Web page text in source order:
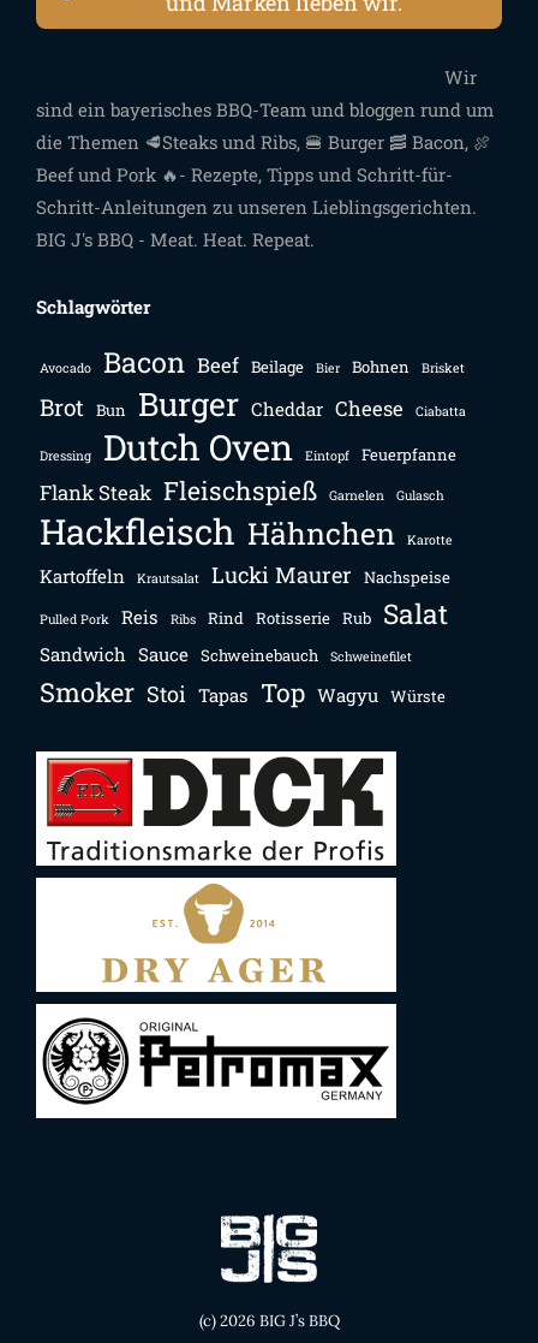
Wir
sind ein bayerisches BBQ-Team und bloggen rund um
die Themen 🥩Steaks und Ribs, 🍔 Burger 🥓 Bacon, 🍖
Beef und Pork 🔥- Rezepte, Tipps und Schritt-für-
Schritt-Anleitungen zu unseren Lieblingsgerichten.
BIG J's BBQ - Meat. Heat. Repeat.
Schlagwörter
Avocado Bacon Beef Beilage Bier Bohnen Brisket
Brot Bun Burger Cheddar Cheese Ciabatta
Dressing Dutch Oven Eintopf Feuerpfanne
Flank Steak Fleischspieß Garnelen Gulasch
Hackfleisch Hähnchen Karotte
Kartoffeln Krautsalat Lucki Maurer Nachspeise
Pulled Pork Reis Ribs Rind Rotisserie Rub Salat
Sandwich Sauce Schweinebauch Schweinefilet
Smoker Stoi Tapas Top Wagyu Würste
(c) 2026 BIG J’s BBQ